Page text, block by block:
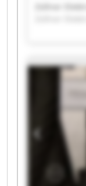
Zollner
Zollner
Zollner
Zollner
Zollner
Zollner
Zollner